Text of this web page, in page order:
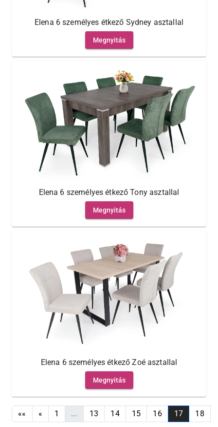
Elena 6 személyes étkező Sydney asztallal
Megnyitás
Elena 6 személyes étkező Tony asztallal
Megnyitás
Elena 6 személyes étkező Zoé asztallal
Megnyitás
«« « 1 ... 13 14 15 16 17 18